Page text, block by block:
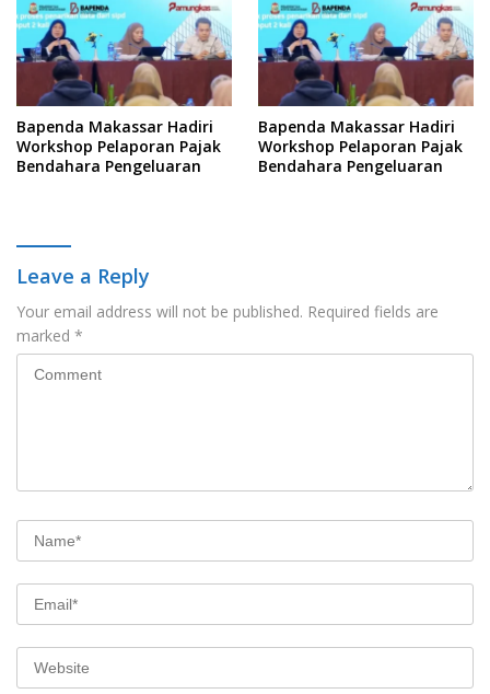
Bapenda Makassar Hadiri
Workshop Pelaporan Pajak
Bendahara Pengeluaran
Bapenda Makassar Hadiri
Workshop Pelaporan Pajak
Bendahara Pengeluaran
Leave a Reply
Your email address will not be published. Required fields are
marked *